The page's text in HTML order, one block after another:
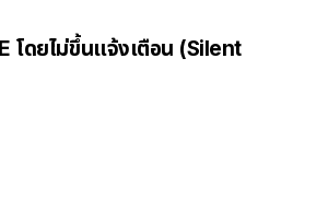
โดยไม่ขึ้นแจ้งเตือน (Silent